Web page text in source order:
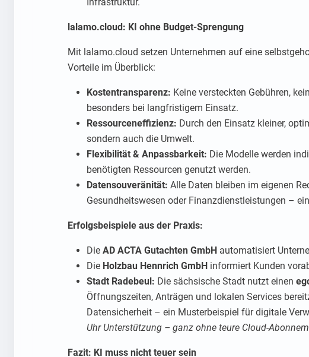
Infrastruktur.
lalamo.cloud: KI ohne Budget-Sprengung
Mit lalamo.cloud setzen Unternehmen auf eine
Vorteile im Überblick:
Kostentransparenz: Keine versteckten Gebühren,
besonders bei langfristigem Einsatz.
Ressourceneffizienz: Durch den Einsatz kleiner,
sondern auch die Umwelt.
Flexibilität & Anpassbarkeit: Die Modelle werden
benötigten Ressourcen genutzt werden.
Datensouveränität: Alle Daten bleiben im eigenen
Gesundheitswesen oder Finanzdienstleistungen –
Erfolgsbeispiele aus der Praxis:
Die AD ACTA Gutachten GmbH automatisiert
Die Holzbau Hennrich GmbH informiert Kunden
Stadt Radebeul: Die sächsische Stadt nutzt einen
Öffnungszeiten, Anträgen und lokalen Services
Datensicherheit – ein Musterbeispiel für digitale
Uhr Unterstützung – ganz ohne teure Cloud-
Fazit: KI muss nicht teuer sein